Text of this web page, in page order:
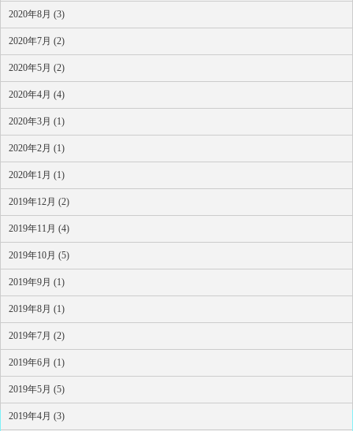
2020年8月 (3)
2020年7月 (2)
2020年5月 (2)
2020年4月 (4)
2020年3月 (1)
2020年2月 (1)
2020年1月 (1)
2019年12月 (2)
2019年11月 (4)
2019年10月 (5)
2019年9月 (1)
2019年8月 (1)
2019年7月 (2)
2019年6月 (1)
2019年5月 (5)
2019年4月 (3)
HOME